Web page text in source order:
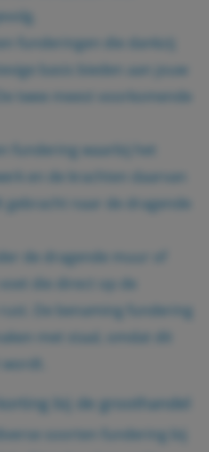
funderingen die dankzij
basis bieden aan jouw
twee meest voorkomende
fundering waarbij het
en de krachten daarvan
gebracht naar de dragende
de dragende muur of
die direct op de
De benaming fundering
met staal, omdat dit
bij de groothandel
soorten fundering bij
door onderaan
te klikken.